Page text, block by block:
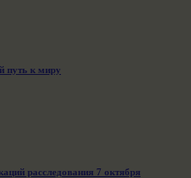
путь к миру
расследования 7 октября